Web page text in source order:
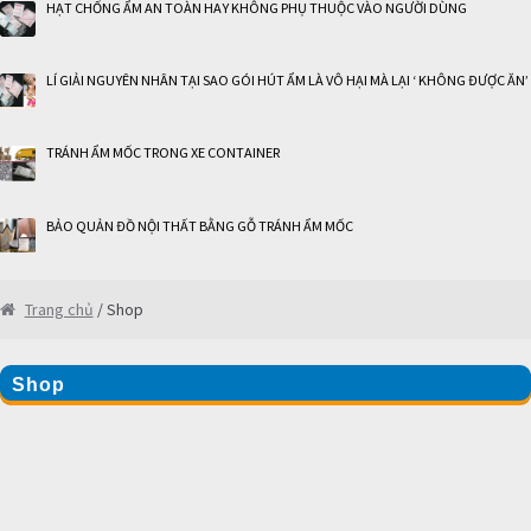
HẠT CHỐNG ẨM AN TOÀN HAY KHÔNG PHỤ THUỘC VÀO NGƯỜI DÙNG
LÍ GIẢI NGUYÊN NHÂN TẠI SAO GÓI HÚT ẨM LÀ VÔ HẠI MÀ LẠI ‘ KHÔNG ĐƯỢC ĂN’
TRÁNH ẨM MỐC TRONG XE CONTAINER
BẢO QUẢN ĐỒ NỘI THẤT BẰNG GỖ TRÁNH ẨM MỐC
Trang chủ / Shop
Shop